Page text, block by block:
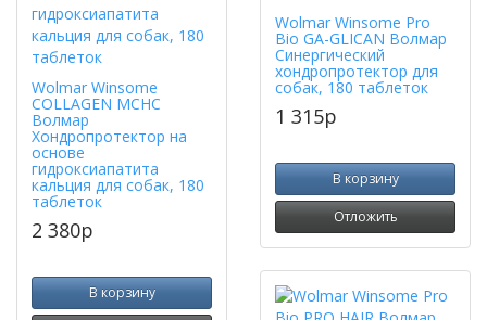
Wolmar Winsome
COLLAGEN MCHC
Волмар
Хондропротектор на
основе
гидроксиапатита
кальция для собак, 180
таблеток
2 380p
В корзину
Wolmar Winsome Pro
Bio GA-GLICAN Волмар
Синергический
хондропротектор для
собак, 180 таблеток
1 315p
В корзину
Отложить